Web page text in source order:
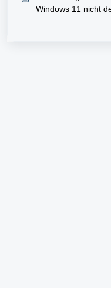
Windows 11 nicht